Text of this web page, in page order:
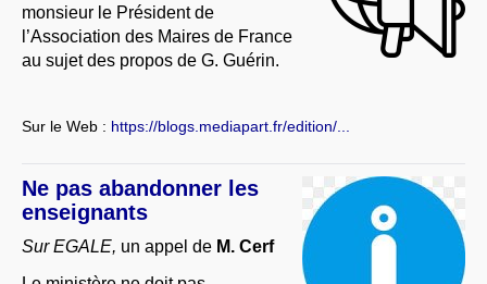
monsieur le Président de
l’Association des Maires de France
au sujet des propos de G. Guérin.
Sur le Web : https://blogs.mediapart.fr/edition/...
Ne pas abandonner les
enseignants
Sur EGALE, un appel de M. Cerf